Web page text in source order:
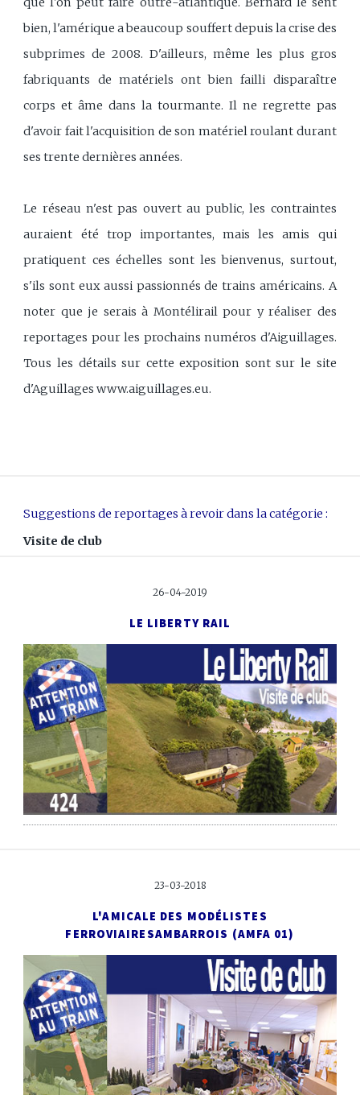
bien, l'amérique a beaucoup souffert depuis la crise des
subprimes de 2008. D'ailleurs, même les plus gros
fabriquants de matériels ont bien failli disparaître
corps et âme dans la tourmante. Il ne regrette pas
d'avoir fait l'acquisition de son matériel roulant durant
ses trente dernières années.
Le réseau n'est pas ouvert au public, les contraintes
auraient été trop importantes, mais les amis qui
pratiquent ces échelles sont les bienvenus, surtout,
s'ils sont eux aussi passionnés de trains américains. A
noter que je serais à Montélirail pour y réaliser des
reportages pour les prochains numéros d'Aiguillages.
Tous les détails sur cette exposition sont sur le site
d'Aguillages www.aiguillages.eu.
Suggestions de reportages à revoir dans la catégorie :
Visite de club
26-04-2019
LE LIBERTY RAIL
23-03-2018
L'AMICALE DES MODÉLISTES
FERROVIAIRESAMBARROIS (AMFA 01)